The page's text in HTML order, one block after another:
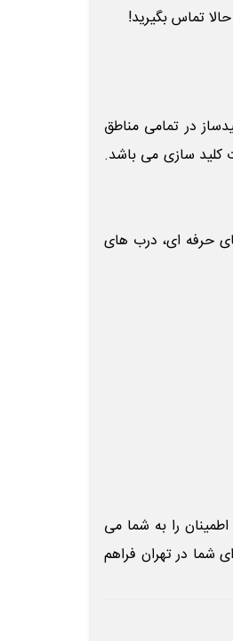
تماس بگیرید!
در تمامی مناطق
کلید سازی می باشد.
حرفه ای، درب های
را به شما می
شما در تهران فراهم